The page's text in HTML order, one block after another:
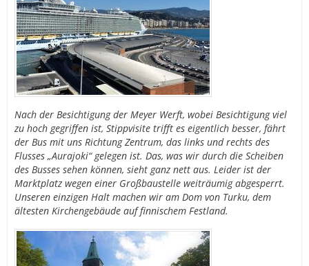
Nach der Besichtigung der Meyer Werft, wobei Besichtigung viel
zu hoch gegriffen ist, Stippvisite trifft es eigentlich besser, fährt
der Bus mit uns Richtung Zentrum, das links und rechts des
Flusses „Aurajoki“ gelegen ist. Das, was wir durch die Scheiben
des Busses sehen können, sieht ganz nett aus. Leider ist der
Marktplatz wegen einer Großbaustelle weiträumig abgesperrt.
Unseren einzigen Halt machen wir am Dom von Turku, dem
ältesten Kirchengebäude auf finnischem Festland.